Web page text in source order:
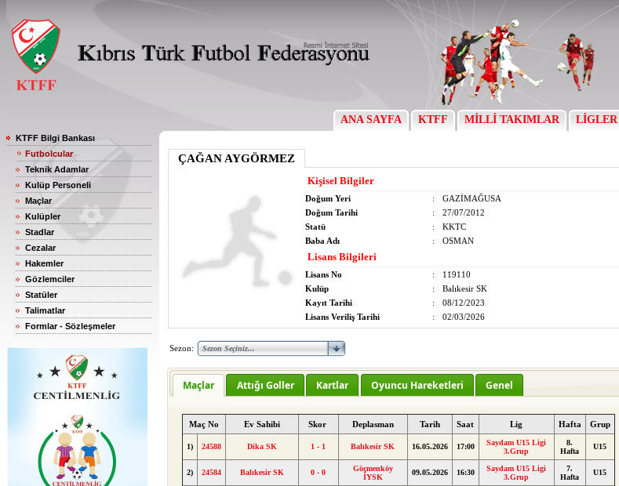
ANA SAYFA KTFF MİLLİ TAKIMLAR LİGLER
KTFF Bilgi Bankası
Futbolcular
Teknik Adamlar
Kulüp Personeli
Maçlar
Kulüpler
Stadlar
Cezalar
Hakemler
Gözlemciler
Statüler
Talimatlar
Formlar - Sözleşmeler
ÇAĞAN AYGÖRMEZ
Kişisel Bilgiler
Doğum Yeri :
GAZİMAĞUSA
Doğum Tarihi
:
27/07/2012
Statü
:
KKTC
Baba Adı
: OSMAN
Lisans Bilgileri
Lisans No :
119110
Kulüp
:
Balıkesir SK
Kayıt Tarihi
:
08/12/2023
Lisans Veriliş Tarihi
: 02/03/2026
Sezon:
Maçlar Attığı Goller Kartlar Oyuncu Hareketleri Genel
Maç No Ev Sahibi Skor Deplasman Tarih Saat Lig Hafta Grup
1) 24588 Dika SK 1 - 1 Balıkesir SK 16.05.2026 17:00
Saydam U15 Ligi
3.Grup
8.
Hafta
U15
2) 24584 Balıkesir SK 0 - 0
Göçmenköy
İYSK
09.05.2026 16:30
Saydam U15 Ligi
3.Grup
7.
Hafta
U15